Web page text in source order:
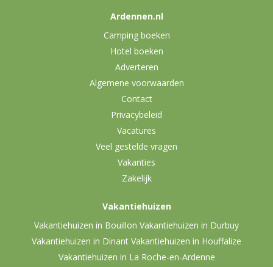
Ardennen.nl
Camping boeken
Hotel boeken
Adverteren
Algemene voorwaarden
Contact
Privacybeleid
Vacatures
Veel gestelde vragen
Vakanties
Zakelijk
Vakantiehuizen
Vakantiehuizen in Bouillon Vakantiehuizen in Durbuy
Vakantiehuizen in Dinant Vakantiehuizen in Houffalize
Vakantiehuizen in La Roche-en-Ardenne